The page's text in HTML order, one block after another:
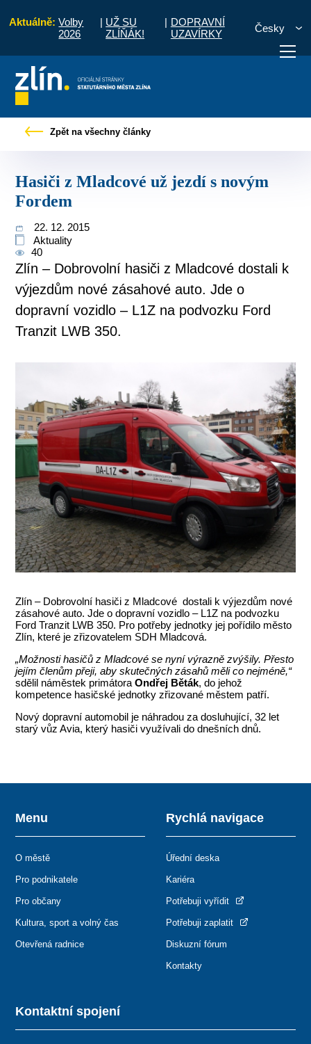
Aktuálně: Volby
2026
| UŽ SU
ZLÍŇÁK!
| DOPRAVNÍ
UZAVÍRKY
Česky
vyřídit Potřebuji zaplatit
Zpět na všechny články
Hasiči z Mladcové už jezdí s novým
Fordem
22. 12. 2015
Aktuality
40
Zlín – Dobrovolní hasiči z Mladcové dostali k
výjezdům nové zásahové auto. Jde o
dopravní vozidlo – L1Z na podvozku Ford
Tranzit LWB 350.
Zlín – Dobrovolní hasiči z Mladcové dostali k výjezdům nové
zásahové auto. Jde o dopravní vozidlo – L1Z na podvozku
Ford Tranzit LWB 350. Pro potřeby jednotky jej pořídilo město
Zlín, které je zřizovatelem SDH Mladcová.
„Možnosti hasičů z Mladcové se nyní výrazně zvýšily. Přesto
jejím členům přeji, aby skutečných zásahů měli co nejméně,“
sdělil náměstek primátoraOndřej Běták, do jehož
kompetence hasičské jednotky zřizované městem patří.
Nový dopravní automobil je náhradou za dosluhující, 32 let
starý vůz Avia, který hasiči využívali do dnešních dnů.
Kontaktní spojení
Menu
O městě
Pro podnikatele
Pro občany
Kultura, sport a volný čas
Otevřená radnice
Rychlá navigace
Úřední deska
Kariéra
Potřebuji vyřídit
Potřebuji zaplatit
Diskuzní fórum
Kontakty